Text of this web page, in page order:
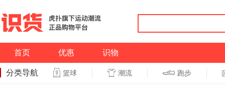
首页 优惠 识物
分类导航 篮球 潮流 跑步